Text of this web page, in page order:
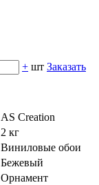
+ шт Заказать
AS Creation
2 кг
Виниловые обои
Бежевый
Орнамент